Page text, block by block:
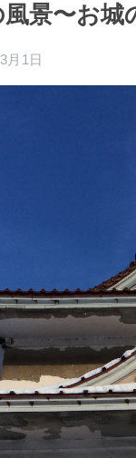
景〜お城
月1日